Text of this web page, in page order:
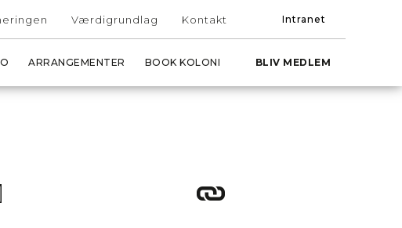
Værdigrundlag Kontakt Intranet
ARRANGEMENTER BOOK KOLONI BLIV MEDLEM